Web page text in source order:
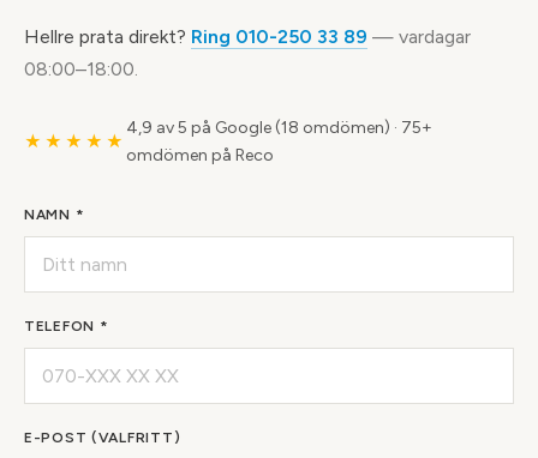
Hellre prata direkt? Ring 010-250 33 89 — vardagar
08:00–18:00.
★★★★★
4,9 av 5 på Google (18 omdömen) · 75+
omdömen på Reco
NAMN *
TELEFON *
E-POST (VALFRITT)